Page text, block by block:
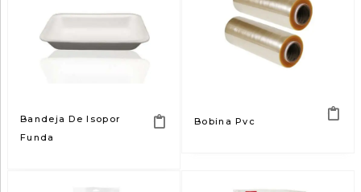
Bandeja De Isopor
Funda
Bobina Pvc